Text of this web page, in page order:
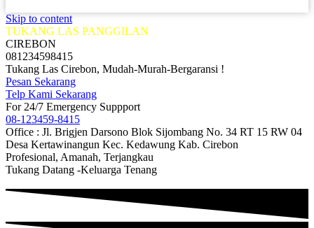
Skip to content
TUKANG LAS PANGGILAN
CIREBON
081234598415
Tukang Las Cirebon, Mudah-Murah-Bergaransi !
Pesan Sekarang
Telp Kami Sekarang
For 24/7 Emergency Suppport
08-123459-8415
Office : Jl. Brigjen Darsono Blok Sijombang No. 34 RT 15 RW 04
Desa Kertawinangun Kec. Kedawung Kab. Cirebon
Profesional, Amanah, Terjangkau
Tukang Datang -Keluarga Tenang